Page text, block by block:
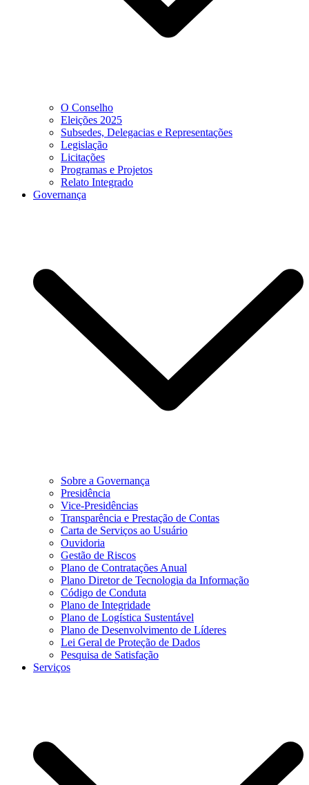
O Conselho
Eleições 2025
Subsedes, Delegacias e Representações
Legislação
Licitações
Programas e Projetos
Relato Integrado
Governança
Sobre a Governança
Presidência
Vice-Presidências
Transparência e Prestação de Contas
Carta de Serviços ao Usuário
Ouvidoria
Gestão de Riscos
Plano de Contratações Anual
Plano Diretor de Tecnologia da Informação
Código de Conduta
Plano de Integridade
Plano de Logística Sustentável
Plano de Desenvolvimento de Líderes
Lei Geral de Proteção de Dados
Pesquisa de Satisfação
Serviços